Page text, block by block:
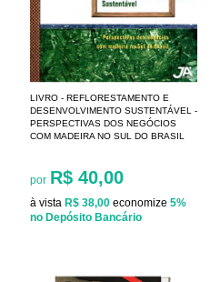
LIVRO - REFLORESTAMENTO E
DESENVOLVIMENTO SUSTENTÁVEL -
PERSPECTIVAS DOS NEGÓCIOS
COM MADEIRA NO SUL DO BRASIL
por R$ 40,00
à vista R$ 38,00 economize 5%
no Depósito Bancário